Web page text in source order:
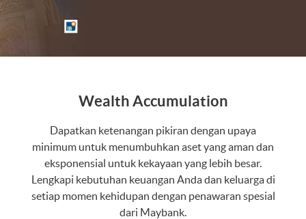
Wealth Accumulation
Dapatkan ketenangan pikiran dengan upaya
minimum untuk menumbuhkan aset yang aman dan
eksponensial untuk kekayaan yang lebih besar.
Lengkapi kebutuhan keuangan Anda dan keluarga di
setiap momen kehidupan dengan penawaran spesial
dari Maybank.